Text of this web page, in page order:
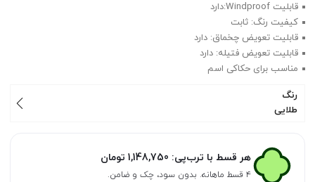
قابلیت Windproof:دارد
کیفیت رنگ: ثابت
قابلیت تعویض چخماق: دارد
قابلیت تعویض فتیله: دارد
مناسب برای حکاکی اسم
رنگ
طلایی
هر قسط با ترب‌پی: 1,148,750 تومان
۴ قسط ماهانه. بدون سود، چک و ضامن.